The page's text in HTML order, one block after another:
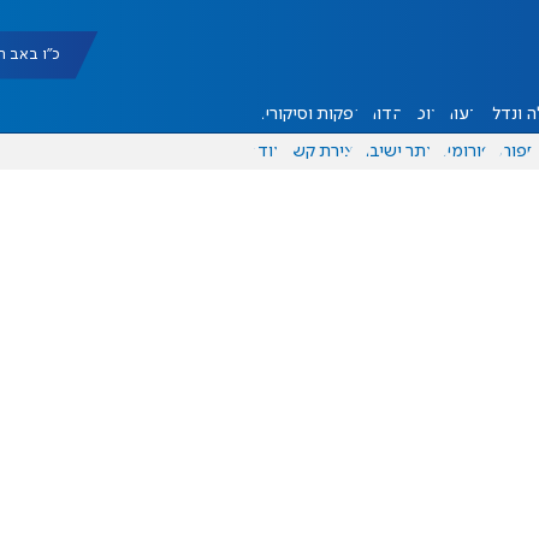
כ"ו באב
ונדל"ן דעות אוכל יהדות הפקות וסיקורים
ספורט פורומים אתר ישיבה יצירת קשר עוד